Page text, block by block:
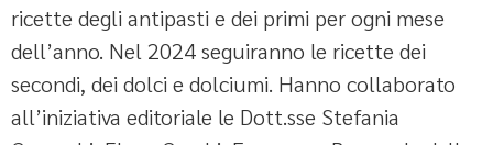
ricette degli antipasti e dei primi per ogni mese
dell’anno. Nel 2024 seguiranno le ricette dei
secondi, dei dolci e dolciumi. Hanno collaborato
all’iniziativa editoriale le Dott.sse Stefania